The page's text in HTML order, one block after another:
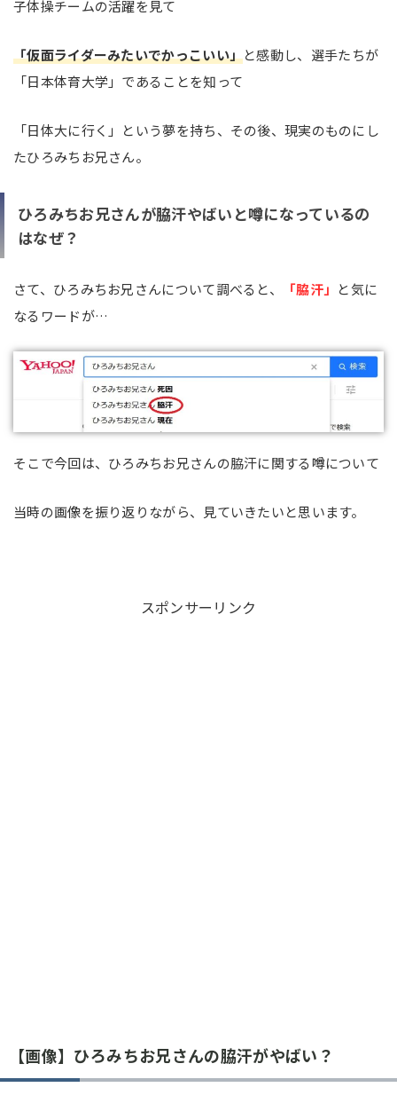
子体操チームの活躍を見て
「仮面ライダーみたいでかっこいい」と感動し、選手たちが
「日本体育大学」であることを知って
「日体大に行く」という夢を持ち、その後、現実のものにし
たひろみちお兄さん。
ひろみちお兄さんが脇汗やばいと噂になっているの
はなぜ？
さて、ひろみちお兄さんについて調べると、 「脇汗」 と気に
なるワードが…
そこで今回は、ひろみちお兄さんの脇汗に関する噂について
当時の画像を振り返りながら、見ていきたいと思います。
スポンサーリンク
【画像】ひろみちお兄さんの脇汗がやばい？